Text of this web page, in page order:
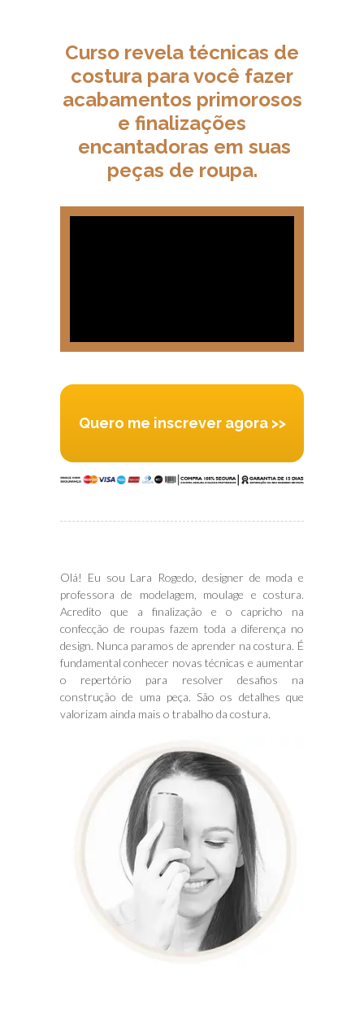
Curso revela técnicas de
costura para você fazer
acabamentos primorosos
e finalizações
encantadoras em suas
peças de roupa.
Quero me inscrever agora >>
Olá! Eu sou Lara Rogedo, designer de moda e
professora de modelagem, moulage e costura.
Acredito que a finalização e o capricho na
confecção de roupas fazem toda a diferença no
design. Nunca paramos de aprender na costura. É
fundamental conhecer novas técnicas e aumentar
o repertório para resolver desafios na
construção de uma peça. São os detalhes que
valorizam ainda mais o trabalho da costura.